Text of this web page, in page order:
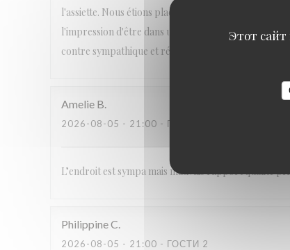
Этот
l'assiette. Nous étions placés derriere les hauts
l'impression d'être dans une discothèque. En bref
contre sympathique et réactif
Amelie B
2026-08-05 - 21:00 - ГОСТИ 2
L’endroit est sympa mais mauvais rapport qualité
PhilippineC
2026-08-05 - 21:00 - ГОСТИ 2